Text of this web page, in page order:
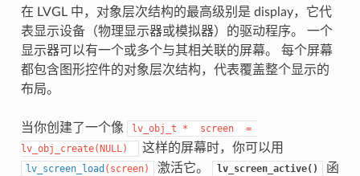
在 LVGL 中，对象层次结构的最高级别是 display，它代
表显示设备（物理显示器或模拟器）的驱动程序。 一个
显示器可以有一个或多个与其相关联的屏幕。 每个屏幕
都包含图形控件的对象层次结构，代表覆盖整个显示的
布局。
当你创建了一个像 lv_obj_t * screen
=
lv_obj_create(NULL)
这样的屏幕时，你可以用
lv_screen_load ( screen) 激活它。 lv_screen_active()
函